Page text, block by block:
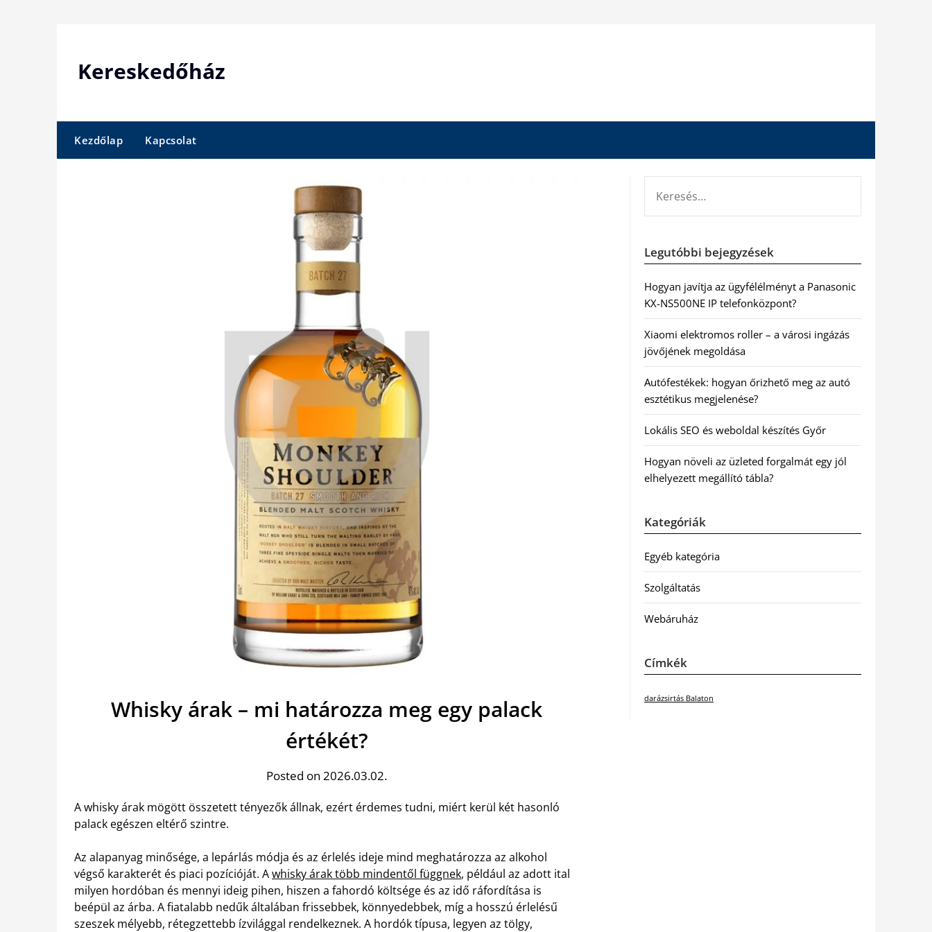
Kereskedőház
Kezdőlap Kapcsolat
Whisky árak – mi határozza meg egy palack
értékét?
Posted on 2026.03.02.
A whisky árak mögött összetett tényezők állnak, ezért érdemes tudni, miért kerül két hasonló
palack egészen eltérő szintre.
Az alapanyag minősége, a lepárlás módja és az érlelés ideje mind meghatározza az alkohol
végső karakterét és piaci pozícióját. Awhisky árak több mindentől függnek, például az adott ital
milyen hordóban és mennyi ideig pihen, hiszen a fahordó költsége és az idő ráfordítása is
beépül az árba. A fiatalabb nedűk általában frissebbek, könnyedebbek, míg a hosszú érlelésű
szeszek mélyebb, rétegzettebb ízvilággal rendelkeznek. A hordók típusa, legyen az tölgy,
Legutóbbi bejegyzések
Hogyan javítja az ügyfélélményt a Panasonic
KX-NS500NE IP telefonközpont?
Xiaomi elektromos roller – a városi ingázás
jövőjének megoldása
Autófestékek: hogyan őrizhető meg az autó
esztétikus megjelenése?
Lokális SEO és weboldal készítés Győr
Hogyan növeli az üzleted forgalmát egy jól
elhelyezett megállító tábla?
Kategóriák
Egyéb kategória
Szolgáltatás
Webáruház
Címkék
darázsirtás Balaton